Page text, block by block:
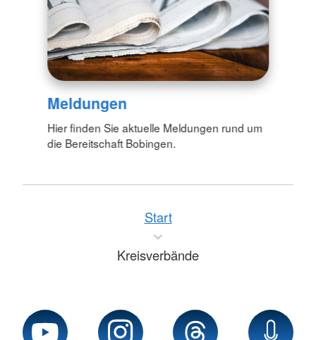
Meldungen
Hier finden Sie aktuelle Meldungen rund um
die Bereitschaft Bobingen.
Start
Kreisverbände